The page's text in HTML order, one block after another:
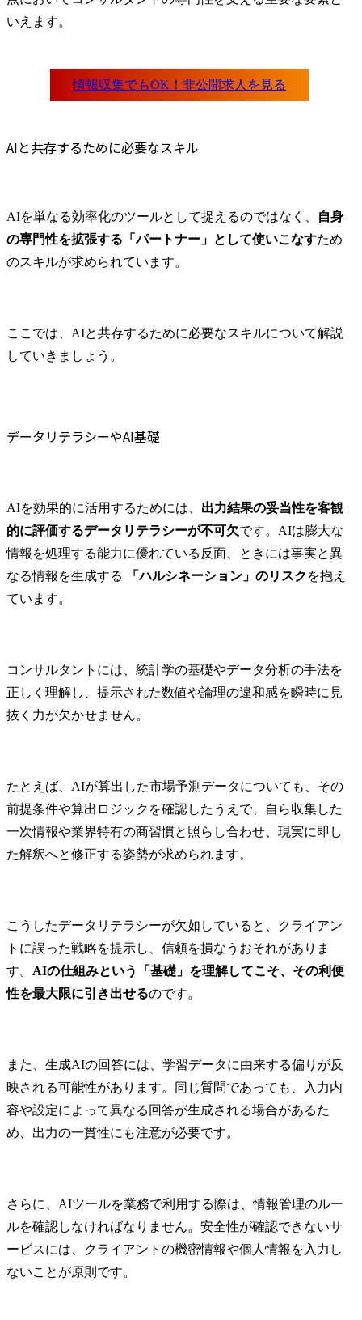
いえます。
AIと共存するために必要なスキル
AIを単なる効率化のツールとして捉えるのではなく、
自身
の専門性を拡張する「パートナー」として使いこなすため
のスキルが求められています。
ここでは、AIと共存するために必要なスキルについて解説
していきましょう。
データリテラシーやAI基礎
AIを効果的に活用するためには、 出力結果の妥当性を客観
的に評価するデータリテラシーが不可欠です。AIは膨大な
情報を処理する能力に優れている反面、ときには事実と異
なる情報を生成する
「ハルシネーション」のリスク を抱え
ています。
コンサルタントには、統計学の基礎やデータ分析の手法を
正しく理解し、提示された数値や論理の違和感を瞬時に見
抜く力が欠かせません。
たとえば、AIが算出した市場予測データについても、その
前提条件や算出ロジックを確認したうえで、自ら収集した
一次情報や業界特有の商習慣と照らし合わせ、現実に即し
た解釈へと修正する姿勢が求められます。
こうしたデータリテラシーが欠如していると、クライアン
トに誤った戦略を提示し、信頼を損なうおそれがありま
す。 AIの仕組みという「基礎」を理解してこそ、その利便
性を最大限に引き出せるのです。
また、生成AIの回答には、学習データに由来する偏りが反
映される可能性があります。同じ質問であっても、入力内
容や設定によって異なる回答が生成される場合があるた
め、出力の一貫性にも注意が必要です。
さらに、AIツールを業務で利用する際は、情報管理のルー
ルを確認しなければなりません。安全性が確認できないサ
ービスには、クライアントの機密情報や個人情報を入力し
ないことが原則です。